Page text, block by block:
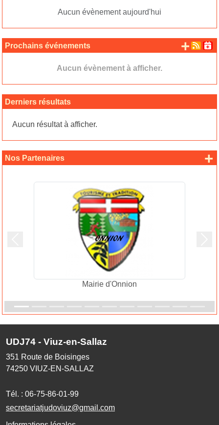
Aucun évènement aujourd'hui
Prochains événements
Aucun évènement à afficher.
+
Derniers résultats
Aucun résultat à afficher.
Nos Partenaires
Mairie d'Onnion
+
UDJ74 - Viuz-en-Sallaz
351 Route de Boisinges
74250 VIUZ-EN-SALLAZ
Tél. : 06-75-86-01-99
secretariatjudoviuz@gmail.com